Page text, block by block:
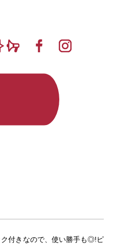
付きなので、使い勝手も◎!ピ